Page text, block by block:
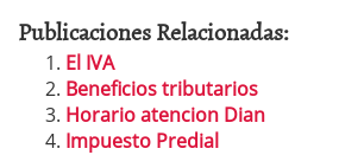
Publicaciones Relacionadas:
El IVA
Beneficios tributarios
Horario atencion Dian
Impuesto Predial